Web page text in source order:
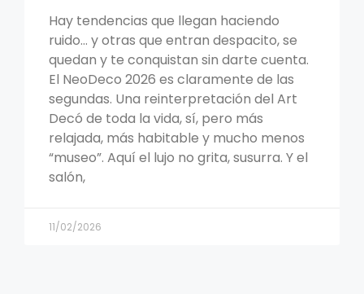
Hay tendencias que llegan haciendo
ruido… y otras que entran despacito, se
quedan y te conquistan sin darte cuenta.
El NeoDeco 2026 es claramente de las
segundas. Una reinterpretación del Art
Decó de toda la vida, sí, pero más
relajada, más habitable y mucho menos
“museo”. Aquí el lujo no grita, susurra. Y el
salón,
11/02/2026